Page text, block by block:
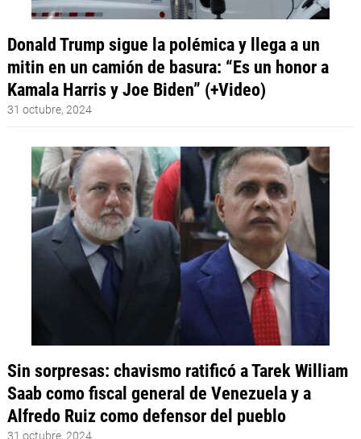
Donald Trump sigue la polémica y llega a un
mitin en un camión de basura: “Es un honor a
Kamala Harris y Joe Biden” (+Video)
31 octubre, 2024
Sin sorpresas: chavismo ratificó a Tarek William
Saab como fiscal general de Venezuela y a
Alfredo Ruiz como defensor del pueblo
31 octubre, 2024